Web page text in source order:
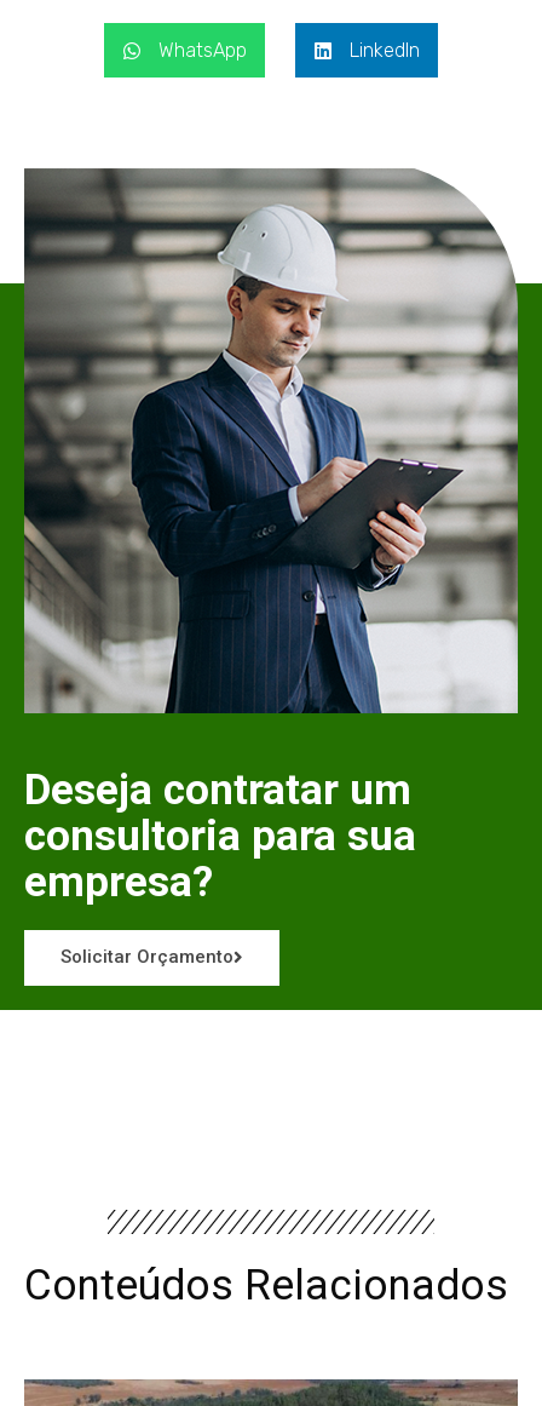
WhatsApp LinkedIn
Deseja contratar um
consultoria para sua
empresa?
Solicitar Orçamento
Conteúdos Relacionados